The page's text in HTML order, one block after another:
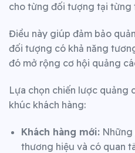
cho từng đối tượng tại từng
Điều này giúp đảm bảo
đối tượng có khả năng
đó mở rộng cơ hội quảng
Lựa chọn chiến lược quảng
khúc khách hàng:
Khách hàng mới:Những
thương hiệu và có quan